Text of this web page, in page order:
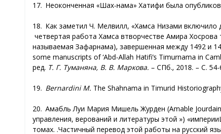
17. Неоконченная «Шах-нама» Хатифи была
18. Как заметил Ч. Мелвилл, «Хамса Низами
четвертая работа Хамса втворчестве Амира Хосрова
называемая Зафарнама), завершенная между 1492 и
some manuscripts of ‘Abd-Allah Hatifi’s Timurnama in
ред. Т. Г. Туманяна, В. В. Маркова. – СПб., 2018. – С.
19. Bernardini M. The Shahnama in Timurid
20. Амабль Луи Мария Мишель Журден (Amable
управления, верований и литературы этой империи» («
томах. Частичный перевод этой работы на русский